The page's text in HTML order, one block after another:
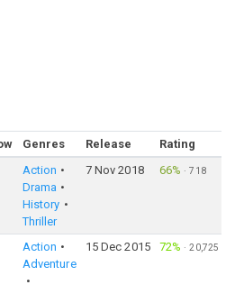
Genres Release
Rating
Action
Drama
History
Thriller
7 Nov 2018 66% ·718
Action
Adventure
15 Dec 2015 72% ·20,725